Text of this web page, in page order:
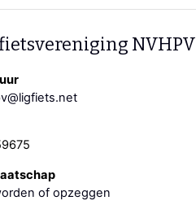
NVHPV
of opzeggen